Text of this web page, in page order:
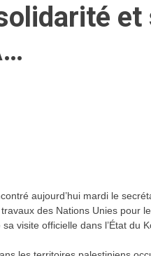
et
aujourd’hui mardi le
des Nations Unies pour
visite officielle dans l’État du